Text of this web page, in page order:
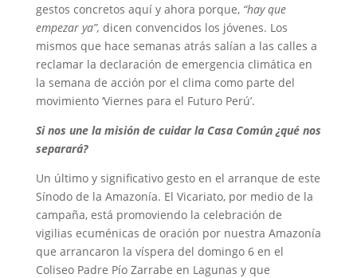
gestos concretos aquí y ahora porque, “hay que
empezar ya”, dicen convencidos los jóvenes. Los
mismos que hace semanas atrás salían a las calles a
reclamar la declaración de emergencia climática en
la semana de acción por el clima como parte del
movimiento ‘Viernes para el Futuro Perú’.
Si nos une la misión de cuidar la Casa Común ¿qué nos
separará?
Un último y significativo gesto en el arranque de este
Sínodo de la Amazonía. El Vicariato, por medio de la
campaña, está promoviendo la celebración de
vigilias ecuménicas de oración por nuestra Amazonía
que arrancaron la víspera del domingo 6 en el
Coliseo Padre Pío Zarrabe en Lagunas y que